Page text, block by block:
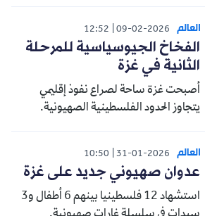
العالم 09-02-2026
12:52
الفخاخ الجيوسياسية للمرحلة
الثانية في غزة
أصبحت غزة ساحة لصراع نفوذ إقليمي
يتجاوز الحدود الفلسطينية الصهيونية.
العالم 31-01-2026
10:50
عدوان صهيوني جديد على غزة
استشهاد 12 فلسطينيا بينهم 6 أطفال و3